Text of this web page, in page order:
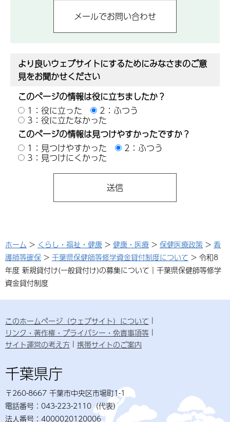
より良いウェブサイトにするためにみなさまのご意
見をお聞かせください
このページの情報は役に立ちましたか？
1：役に立った
2：ふつう
3：役に立たなかった
このページの情報は見つけやすかったですか？
1：見つけやすかった
2：ふつう
3：見つけにくかった
ホーム > くらし・福祉・健康 > 健康・医療 > 保健医療政策 > 看
護師等確保 > 千葉県保健師等修学資金貸付制度について > 令和8
年度 新規貸付け(一般貸付け)の募集について｜千葉県保健師等修学
資金貸付制度
このホームページ（ウェブサイト）について
リンク・著作権・プライバシー・免責事項等
サイト運営の考え方
携帯サイトのご案内
千葉県庁
〒260-8667 千葉市中央区市場町1-1
電話番号：043-223-2110（代表）
法人番号：4000020120006